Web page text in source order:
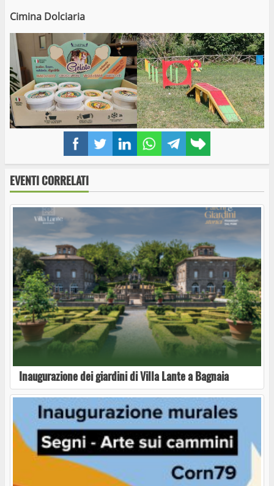
FacebookTwitterLinkedInWhatsAppTelegram
link
Cimina Dolciaria
EVENTI CORRELATI
Inaugurazione dei giardini di Villa Lante a Bagnaia
in scena “Marcinelle, storia di minatori”
Capranica: Ricordando Francesco, V edizione
sipario questo sabato con “Le Volpi”
Sabato Open Day della Cimina Dolciaria